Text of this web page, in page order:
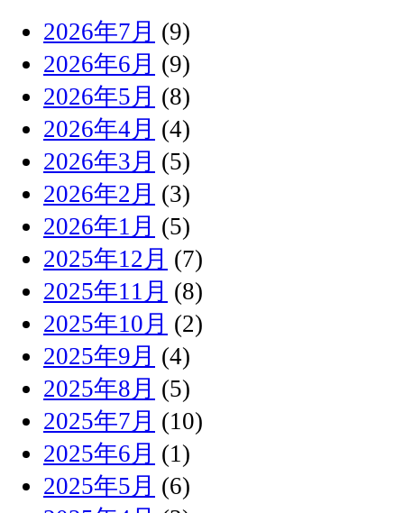
2026年7月 (9)
2026年6月 (9)
2026年5月 (8)
2026年4月 (4)
2026年3月 (5)
2026年2月 (3)
2026年1月 (5)
2025年12月 (7)
2025年11月 (8)
2025年10月 (2)
2025年9月 (4)
2025年8月 (5)
2025年7月 (10)
2025年6月 (1)
2025年5月 (6)